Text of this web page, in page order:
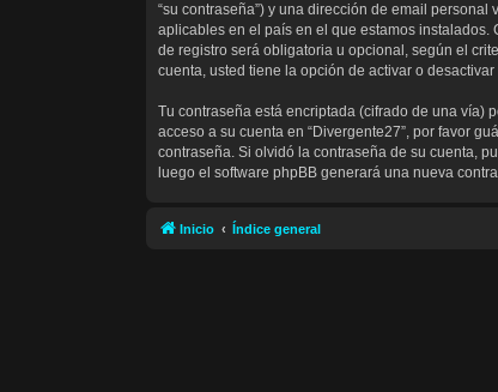
“su contraseña”) y una dirección de email
aplicables en el país en el que estamos instalados.
de registro será obligatoria u opcional, según el
cuenta, usted tiene la opción de activar o
Tu contraseña está encriptada (cifrado de una vía)
acceso a su cuenta en “Divergente27”, por favor
contraseña. Si olvidó la contraseña de su cuenta,
luego el software phpBB generará una nueva
Inicio Índice general